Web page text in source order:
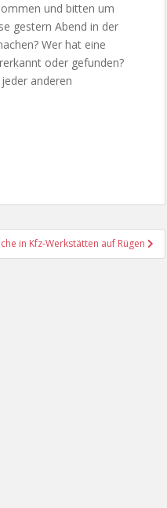
und bitten um
gestern Abend in der
Wer hat eine
oder gefunden?
anderen
in Kfz-Werkstätten auf Rügen